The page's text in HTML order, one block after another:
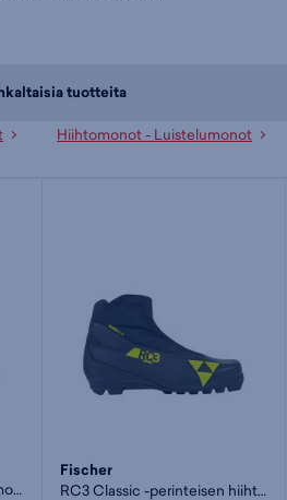
tuotteita
Hiihtomonot - Luistelumonot
XC Pro - perinteisen hiihtomonot
Fischer
RC3 Classic -perinteisen hiihtomonot